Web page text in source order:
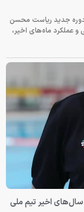
جدید ریاست محسن
عملکرد ماه‌های اخیر،
اخیر تیم ملی